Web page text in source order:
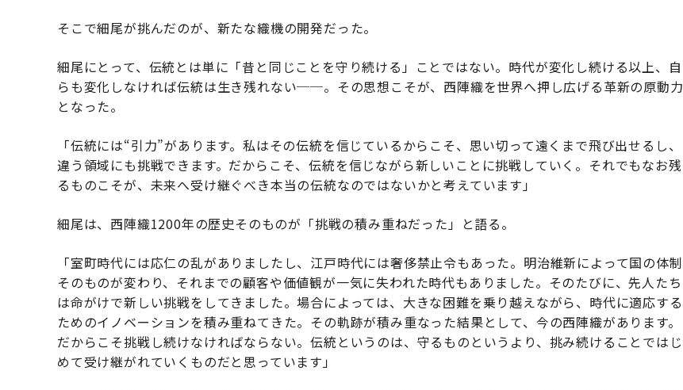
そこで細尾が挑んだのが、新たな織機の開発だった。
細尾にとって、伝統とは単に「昔と同じことを守り続ける」ことではない。時代が変化し続ける以上、自
らも変化しなければ伝統は生き残れない──。その思想こそが、西陣織を世界へ押し広げる革新の原動力
となった。
「伝統には“引力”があります。私はその伝統を信じているからこそ、思い切って遠くまで飛び出せるし、
違う領域にも挑戦できます。だからこそ、伝統を信じながら新しいことに挑戦していく。それでもなお残
るものこそが、未来へ受け継ぐべき本当の伝統なのではないかと考えています」
細尾は、西陣織1200年の歴史そのものが「挑戦の積み重ねだった」と語る。
「室町時代には応仁の乱がありましたし、江戸時代には奢侈禁止令もあった。明治維新によって国の体制
そのものが変わり、それまでの顧客や価値観が一気に失われた時代もありました。そのたびに、先人たち
は命がけで新しい挑戦をしてきました。場合によっては、大きな困難を乗り越えながら、時代に適応する
ためのイノベーションを積み重ねてきた。その軌跡が積み重なった結果として、今の西陣織があります。
だからこそ挑戦し続けなければならない。伝統というのは、守るものというより、挑み続けることではじ
めて受け継がれていくものだと思っています」